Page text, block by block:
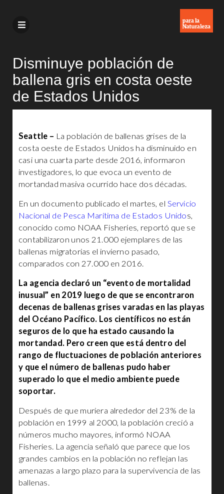
Disminuye población de
ballena gris en costa oeste
de Estados Unidos
Seattle – La población de ballenas grises de la
costa oeste de Estados Unidos ha disminuido en
casi una cuarta parte desde 2016, informaron
investigadores, lo que evoca un evento de
mortandad masiva ocurrido hace dos décadas.
En un documento publicado el martes, el Servicio
Nacional de Pesca Marítima de Estados Unidos,
conocido como NOAA Fisheries, reportó que se
contabilizaron unos 21.000 ejemplares de las
ballenas migratorias el invierno pasado,
comparados con 27.000 en 2016.
La agencia declaró un “evento de mortalidad
inusual” en 2019 luego de que se encontraron
decenas de ballenas grises varadas en las playas
del Océano Pacífico. Los científicos no están
seguros de lo que ha estado causando la
mortandad. Pero creen que está dentro del
rango de fluctuaciones de población anteriores
y que el número de ballenas pudo haber
superado lo que el medio ambiente puede
soportar.
Después de que muriera alrededor del 23% de la
población en 1999 al 2000, la población creció a
números mucho mayores, informó NOAA
Fisheries. La agencia señaló que parece que los
grandes cambios en la población no reflejan las
amenazas a largo plazo para la supervivencia de las
ballenas.